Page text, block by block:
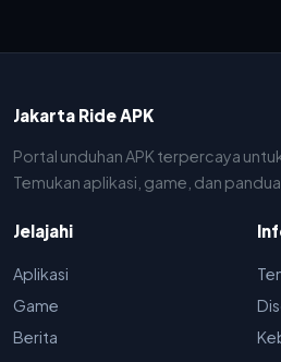
Jakarta Ride APK
Portal unduhan APK terpercaya
Temukan aplikasi, game, dan
Jelajahi
Aplikasi
Game
Berita